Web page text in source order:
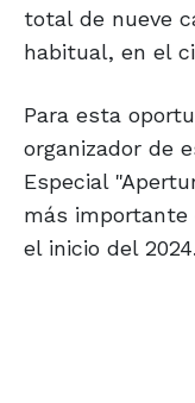
total de nueve
habitual, en el
Para esta
organizador de
Especial
más importante
el inicio del 2024.